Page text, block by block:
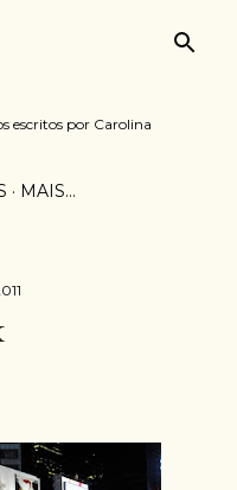
escritos por Carolina
MAIS…